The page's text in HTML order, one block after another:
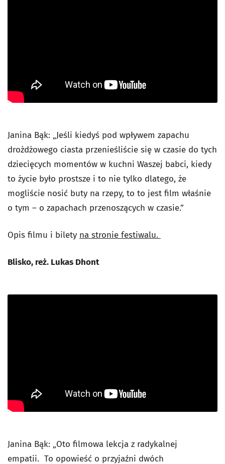
Janina Bąk: „Jeśli kiedyś pod wpływem zapachu
drożdżowego ciasta przenieśliście się w czasie do tych
dziecięcych momentów w kuchni Waszej babci, kiedy
to życie było prostsze i to nie tylko dlatego, że
mogliście nosić buty na rzepy, to to jest film właśnie
o tym – o zapachach przenoszących w czasie.”
Opis filmu i bilety na stronie festiwalu.
Blisko, reż. Lukas Dhont
Janina Bąk: „Oto filmowa lekcja z radykalnej
empatii. To opowieść o przyjaźni dwóch